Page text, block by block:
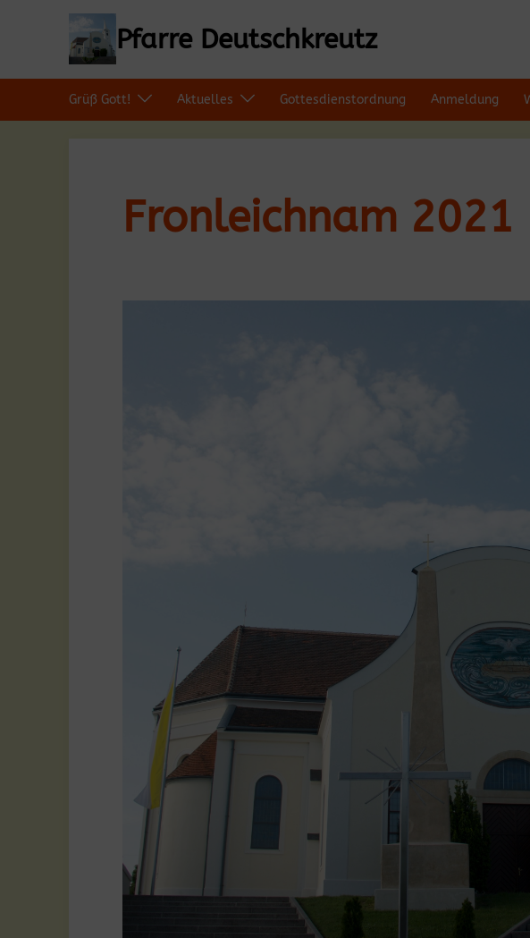
Pfarre Deutschkreutz
Grüß Gott! Aktuelles Gottesdienstordnung Anmeldung
Fronleichnam 2021